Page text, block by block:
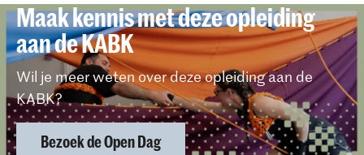
Maak kennis met deze opleiding
aan de KABK
Wil je meer weten over deze opleiding aan de
KABK?
Bezoek de Open Dag